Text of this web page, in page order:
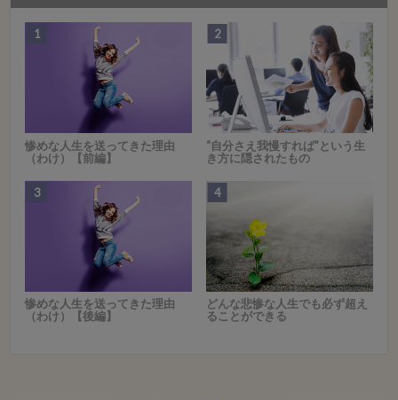
惨めな人生を送ってきた理由
（わけ）【前編】
“自分さえ我慢すれば”という生
き方に隠されたもの
惨めな人生を送ってきた理由
（わけ）【後編】
どんな悲惨な人生でも必ず超え
ることができる